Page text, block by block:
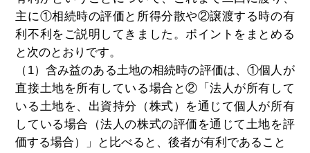
主に①相続時の評価と所得分散や②譲渡する時の有
利不利をご説明してきました。ポイントをまとめる
と次のとおりです。
（1）含み益のある土地の相続時の評価は、①個人が
直接土地を所有している場合と②「法人が所有して
いる土地を、出資持分（株式）を通じて個人が所有
している場合（法人の株式の評価を通じて土地を評
価する場合）」と比べると、後者が有利であること